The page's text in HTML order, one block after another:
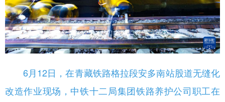
6月12日，在青藏铁路格拉段安多南站股道无缝化
改造作业现场，中铁十二局集团铁路养护公司职工在